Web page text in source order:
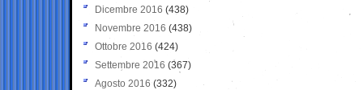
Dicembre 2016 (438)
Novembre 2016 (438)
Ottobre 2016 (424)
Settembre 2016 (367)
Agosto 2016 (332)